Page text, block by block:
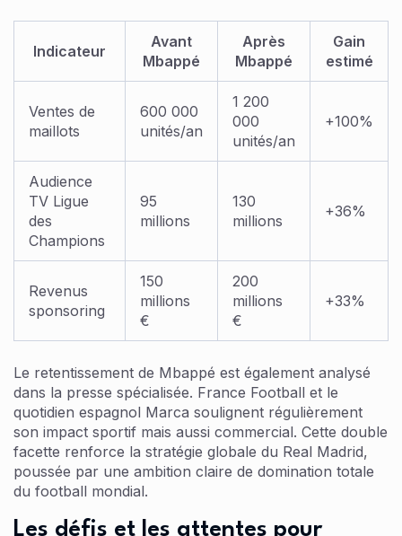
Indicateur
Avant
Mbappé
Après
Mbappé
Gain
estimé
Ventes de
maillots
600 000
unités/an
1 200
000
unités/an
+100%
Audience
TV Ligue
des
Champions
95
millions
130
millions
+36%
Revenus
sponsoring
150
millions
€
200
millions
€
+33%
Le retentissement de Mbappé est également analysé
dans la presse spécialisée. France Football et le
quotidien espagnol Marca soulignent régulièrement
son impact sportif mais aussi commercial. Cette double
facette renforce la stratégie globale du Real Madrid,
poussée par une ambition claire de domination totale
du football mondial.
Les défis et les attentes pour